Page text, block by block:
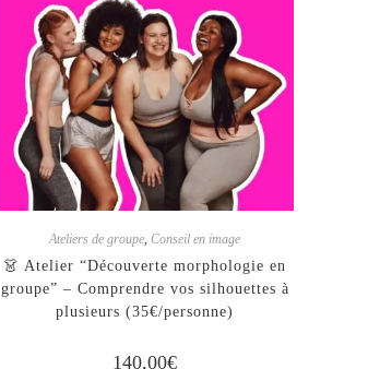
Ateliers de groupe,Conseil en image
👗 Atelier “Découverte morphologie en
groupe” – Comprendre vos silhouettes à
plusieurs (35€/personne)
140,00€